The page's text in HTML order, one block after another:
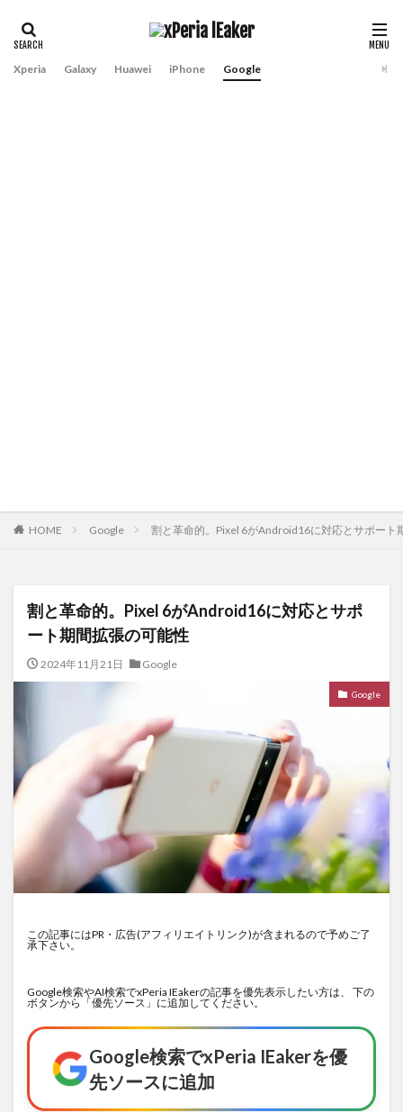
Xperia Galaxy Huawei iPhone Google
HOME Google 割と革命的。Pixel 6がAndroid16に対応とサポート
割と革命的。Pixel 6がAndroid16に対応とサポ
ート期間拡張の可能性
2024年11月21日 Google
Google
この記事にはPR・広告(アフィリエイトリンク)が含まれるので予めご了
承下さい。
Google検索やAI検索でxPeria IEakerの記事を優先表示したい方は、 下の
ボタンから「優先ソース」に追加してください。
Google検索でxPeria IEakerを優
先ソースに追加